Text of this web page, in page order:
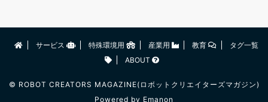
サービス 特殊環境用 産業用 教育
タグ一覧
ABOUT
© ROBOT CREATORS MAGAZINE(ロボットクリエイターズマガジン)
Powered by Emanon